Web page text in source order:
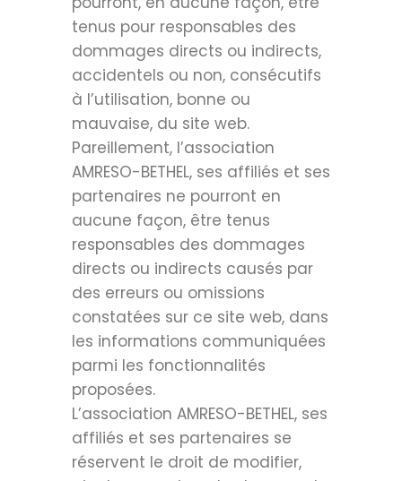
tenus pour responsables des
dommages directs ou indirects,
accidentels ou non, consécutifs
à l’utilisation, bonne ou
mauvaise, du site web.
Pareillement, l’association
AMRESO-BETHEL, ses affiliés et ses
partenaires ne pourront en
aucune façon, être tenus
responsables des dommages
directs ou indirects causés par
des erreurs ou omissions
constatées sur ce site web, dans
les informations communiquées
parmi les fonctionnalités
proposées.
L’association AMRESO-BETHEL, ses
affiliés et ses partenaires se
réservent le droit de modifier,